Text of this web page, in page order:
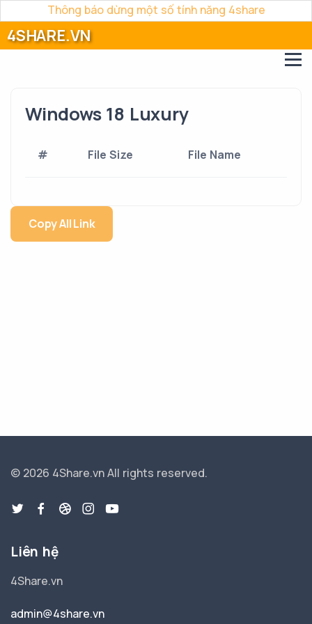
Thông báo dừng một số tính năng 4share
4SHARE.VN
Windows 18 Luxury
# File Size File Name
Copy All Link
© 2026 4Share.vnAll rights reserved.
Liên hệ
4Share.vn
admin@4share.vn